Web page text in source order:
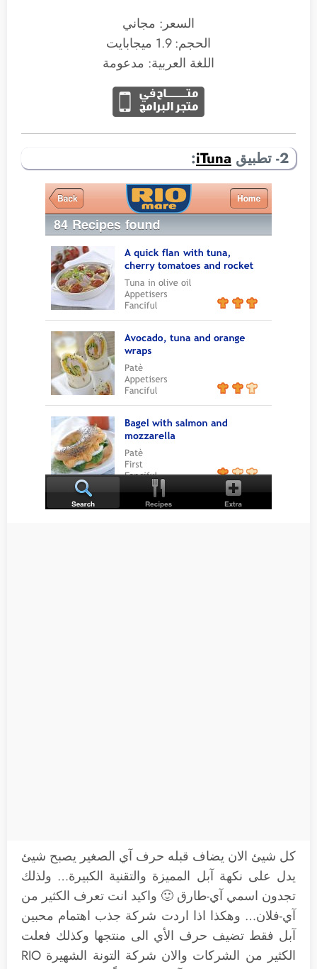
السعر: مجاني
الحجم: 1.9 ميجابايت
اللغة العربية: مدعومة
2- تطبيق iTuna
:
كل شيئ الان يضاف قبله حرف آي الصغير يصبح شيئ
يدل على نكهة آبل المميزة والتقنية الكبيرة… ولذلك
تجدون اسمي آي-طارق 🙂 واكيد انت تعرف الكثير من
آي-فلان… وهكذا اذا اردت شركة جذب اهتمام محبين
آبل فقط تضيف حرف الأي الى منتجها وكذلك فعلت
الكثير من الشركات والان شركة التونة الشهيرة RIO